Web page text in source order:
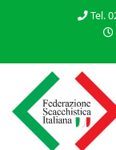
Tel.